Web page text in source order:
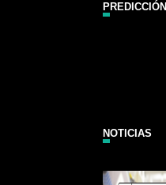
PREDICCIÓN
NOTICIAS